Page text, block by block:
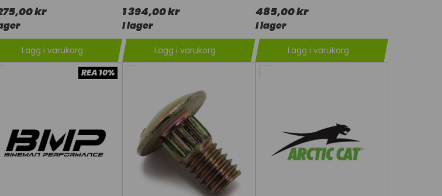
kr
Lägg i varukorg
1 394,00 kr
I lager
Lägg i varukorg
485,00 kr
I lager
Lägg i varukorg
REA 10%